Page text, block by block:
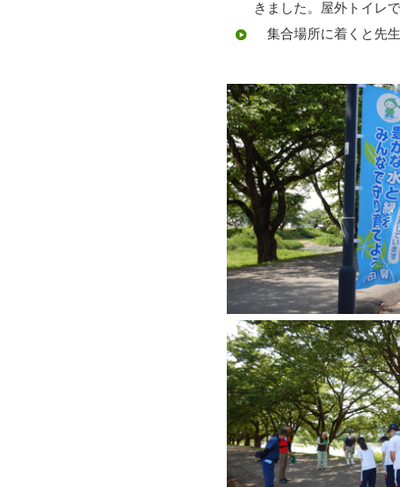
きました。屋外トイレ
集合場所に着くと先